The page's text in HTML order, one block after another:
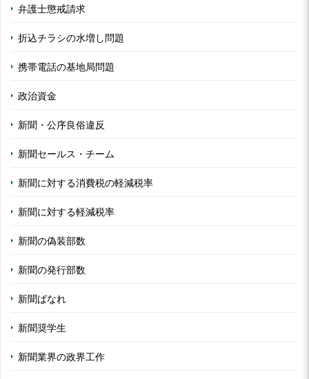
弁護士懲戒請求
折込チラシの水増し問題
携帯電話の基地局問題
政治資金
新聞・公序良俗違反
新聞セールス・チーム
新聞に対する消費税の軽減税率
新聞に対する軽減税率
新聞の偽装部数
新聞の発行部数
新聞ばなれ
新聞奨学生
新聞業界の政界工作